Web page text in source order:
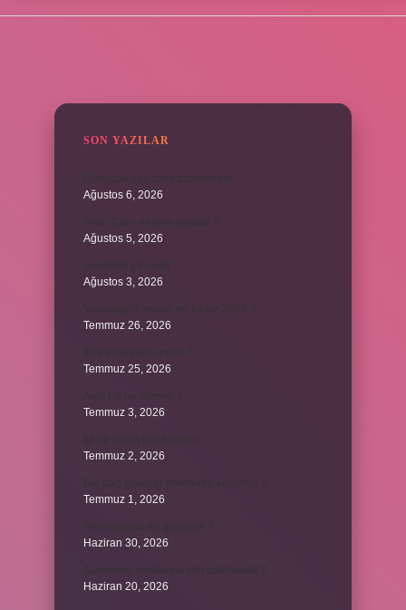
SON YAZILAR
Dünyada kaç cesit baharat var ?
Ağustos 6, 2026
Ağustos 5, 2026
Ağustos 3, 2026
Temmuz 26, 2026
Temmuz 25, 2026
Temmuz 3, 2026
Temmuz 2, 2026
Temmuz 1, 2026
Haziran 30, 2026
Haziran 20, 2026